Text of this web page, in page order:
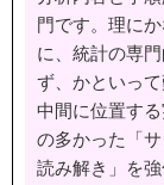
門です。理に
に、統計の専
ず、かといっ
中間に位置す
の多かった「
読み解き」を強